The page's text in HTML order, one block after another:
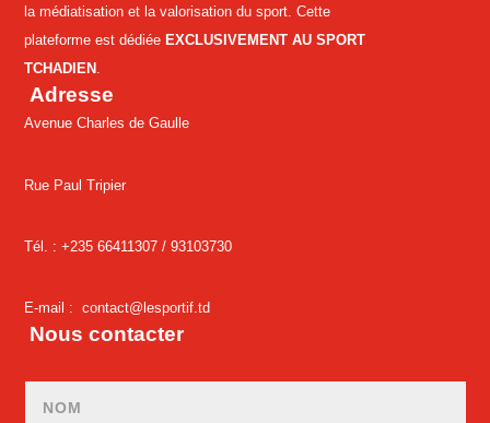
la médiatisation et la valorisation du sport. Cette
plateforme est dédiée EXCLUSIVEMENT AU SPORT
TCHADIEN .
Adresse
Avenue Charles de Gaulle
Rue Paul Tripier
Tél. : +235 66411307 /93103730
E-mail :contact@lesportif.td
Nous contacter